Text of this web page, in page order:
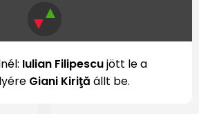
▼▲
Iulian Filipescujött le a
Giani Kiriţă állt be.